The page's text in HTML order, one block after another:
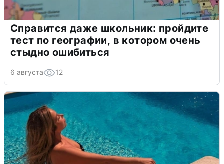
Справится даже школьник: пройдите
тест по географии, в котором очень
стыдно ошибиться
6 августа 12